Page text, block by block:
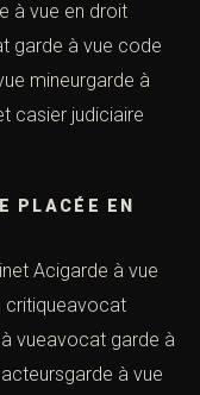
à vue en droit
garde à vue code
mineurgarde à
casier judiciaire
PLACÉE EN
Acigarde à vue
critiqueavocat
vueavocat garde à
à vue